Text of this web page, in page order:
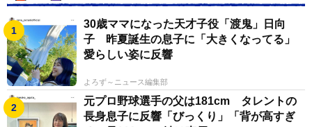
30歳ママになった天才子役「渡鬼」日向
子 昨夏誕生の息子に「大きくなってる」
愛らしい姿に反響
よろず～ニュース編集部
元プロ野球選手の父は181cm タレントの
長身息子に反響「びっくり」「背が高すぎ